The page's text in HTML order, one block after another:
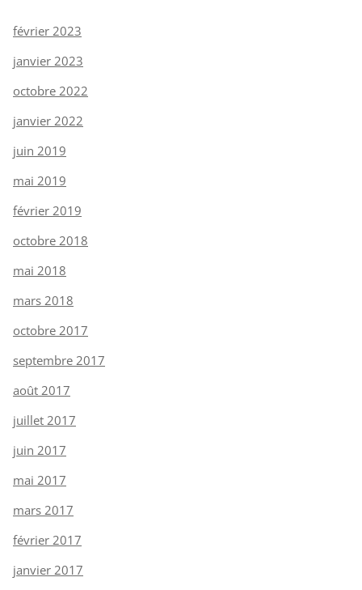
février 2023
janvier 2023
octobre 2022
janvier 2022
juin 2019
mai 2019
février 2019
octobre 2018
mai 2018
mars 2018
octobre 2017
septembre 2017
août 2017
juillet 2017
juin 2017
mai 2017
mars 2017
février 2017
janvier 2017